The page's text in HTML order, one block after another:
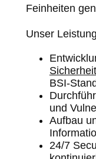
Feinheiten
Unser
BSI-
und
Aufbau
24/7